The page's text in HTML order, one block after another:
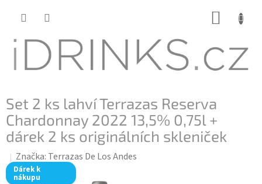
Set 2 ks lahví Terrazas Reserva
Chardonnay 2022 13,5% 0,75l +
dárek 2 ks originálních skleniček
Dárek k
nákupu
Značka: Terrazas De Los Andes